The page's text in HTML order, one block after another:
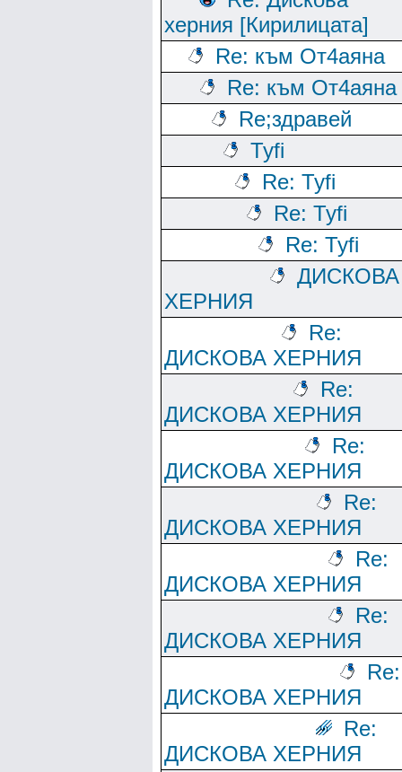
херния [Кирилицата]
Re: към От4аяна
Re: към От4аяна
Rе;здравей
Tyfi
Re: Tyfi
Re: Tyfi
Re: Tyfi
ДИСКОВА
ХЕРНИЯ
Re:
ДИСКОВА ХЕРНИЯ
Re:
ДИСКОВА ХЕРНИЯ
Re:
ДИСКОВА ХЕРНИЯ
Re:
ДИСКОВА ХЕРНИЯ
Re:
ДИСКОВА ХЕРНИЯ
Re:
ДИСКОВА ХЕРНИЯ
Re:
ДИСКОВА ХЕРНИЯ
Re:
ДИСКОВА ХЕРНИЯ